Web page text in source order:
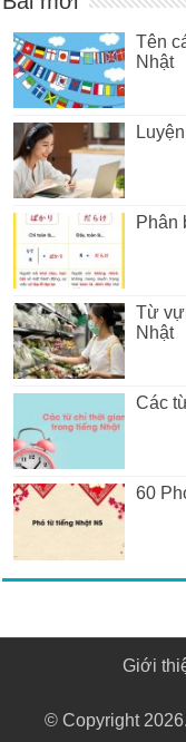
Tên
Nhật
Phân
Từ
Nhật
Các
60
Giới
© Copyright